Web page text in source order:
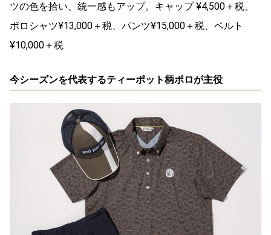
ツの色を拾い、統一感もアップ。キャップ ¥4,500＋税、
ポロシャツ¥13,000＋税、パンツ¥15,000＋税、ベルト
¥10,000＋税
今シーズンを代表するティーポット柄ポロが主役